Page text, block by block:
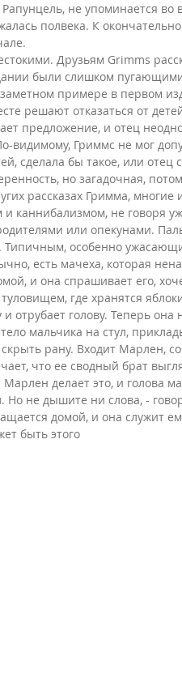
не упоминается
полвека. К
Друзьям Grimms
были слишком
примере в первом
решают отказаться от
предложение, и отец
видимому, Гриммс не мог
сделала бы такое, или отец
но загадочная,
рассказах Гримма,
каннибализмом, не говоря
или опекунами.
Типичным, особенно
есть мачеха, которая
и она спрашивает его,
где хранятся
отрубает голову. Теперь
мальчика на стул,
рану. Входит Марлен,
что ее сводный брат
делает это, и голова
Но не дышите ни слова, -
домой, и она служит
быть этого